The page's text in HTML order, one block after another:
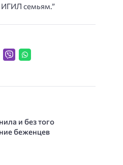
ИГИЛ семьям.”
и без того
беженцев